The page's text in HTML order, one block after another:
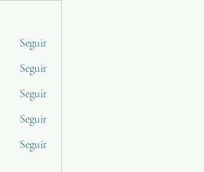
Seguir
Seguir
Seguir
Seguir
Seguir